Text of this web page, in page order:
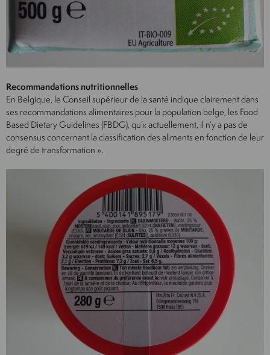
Recommandations nutritionnelles
En Belgique, le Conseil supérieur de la santé indique clairement dans
ses recommandations alimentaires pour la population belge, les Food
Based Dietary Guidelines (FBDG), qu’« actuellement, il n’y a pas de
consensus concernant la classification des aliments en fonction de leur
degré de transformation ».